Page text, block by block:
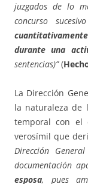
juzgados de lo
concurso
durante una
sentencias)”(
La Dirección
la naturaleza de
temporal con el
verosímil que
Dirección
documentación
esposa, pues